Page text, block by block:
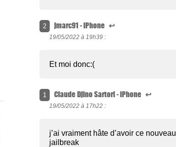
2 jmarc91 - iPhone ↩
19/05/2022 à 19h39 :
Et moi donc:(
1 Claude Djino Sartori - iPhone ↩
19/05/2022 à 17h22 :
j’ai vraiment hâte d’avoir ce nouveau
jailbreak